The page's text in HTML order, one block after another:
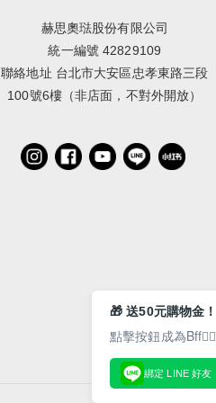
赫思奧琺股份有限公司
統一編號 42829109
聯絡地址 台北市大安區忠孝東路三段
100號6樓（非店面，不對外開放）
🎁 送50元購物金！
點擊按鈕成為Bff👇🏻
綁定 LINE 好友